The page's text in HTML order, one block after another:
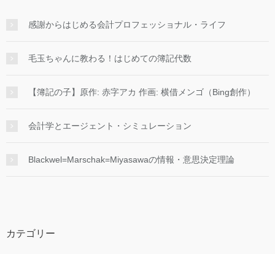
感謝からはじめる会計プロフェッショナル・ライフ
毛玉ちゃんに教わる！はじめての簿記代数
【簿記の子】原作: 赤字アカ 作画: 横借メンゴ（Bing創作）
会計学とエージェント・シミュレーション
Blackwel=Marschak=Miyasawaの情報・意思決定理論
カテゴリー